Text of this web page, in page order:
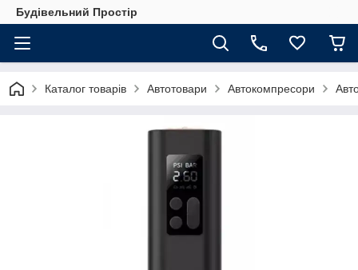
Будівельний Простір
Каталог товарів Автотовари Автокомпресори